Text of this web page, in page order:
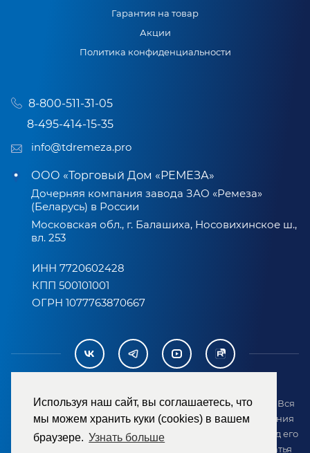
Используя наш сайт, вы соглашаетесь, что
мы можем хранить куки (cookies) в вашем
браузере. Узнать больше
Гарантия на товар
Акции
Политика конфиденциальности
8-800-511-31-05
8-495-414-15-35
info@tdremeza.pro
ООО «Торговый Дом «РЕМЕЗА»
Дочерняя компания завода ЗАО «Ремеза»
(Беларусь) в России
Московская обл., г. Балашиха, Носовихинское ш.,
вл. 253
ИНН 7720602428
КПП 500101001
ОГРН 1077763870667
2007-2026 © ООО «ТД «РЕМЕЗА». Все права защищены. Вся
информация на сайте размещена в целях предоставления
возможности покупателю ознакомиться с товаром перед его
приобретением и не является публичной офертой (статья